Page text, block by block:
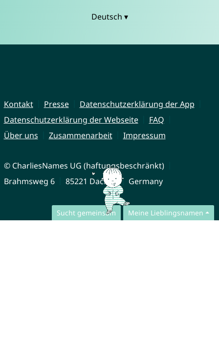
Sucht gemeinsam Meine Lieblingsnamen
Deutsch ▾
Kontakt Presse
Datenschutzerklärung der App
Datenschutzerklärung der Webseite
FAQ
Über uns
Zusammenarbeit Impressum
© CharliesNames UG (haftungsbeschränkt)
Brahmsweg 6
85221 Dachau Germany